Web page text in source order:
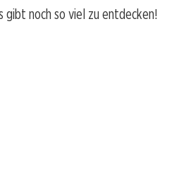
gibt noch so viel zu entdecken!